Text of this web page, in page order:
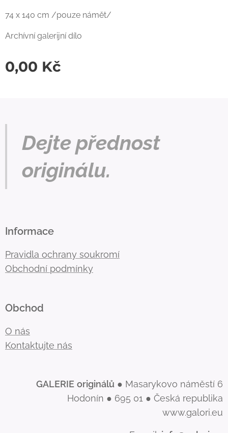
74 x 140 cm /pouze námět/
Archívní galerijní dílo
0,00 Kč
Dejte přednost
originálu.
Informace
Pravidla ochrany soukromí
Obchodní podmínky
Obchod
O nás
Kontaktujte nás
GALERIE originálů ● Masarykovo náměstí 6
Hodonín ● 695 01 ● Česká republika
www.galori.eu